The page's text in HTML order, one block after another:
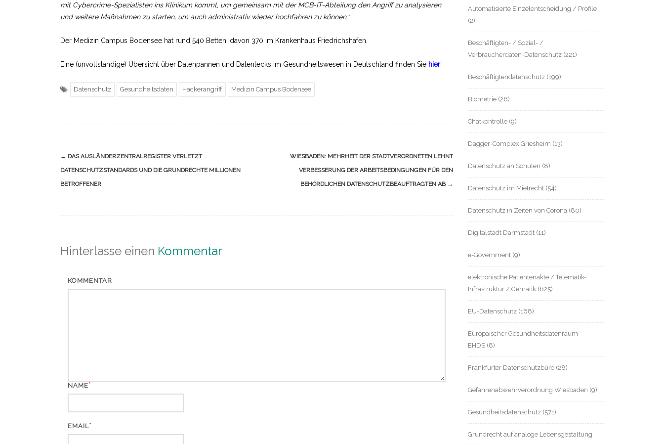
mit Cybercrime-Spezialisten ins Klinikum kommt, um gemeinsam mit der MCB-IT-Abteilung den Angriff zu analysieren
und weitere Maßnahmen zu starten, um auch administrativ wieder hochfahren zu können.“
Der Medizin Campus Bodensee hat rund 540 Betten, davon 370 im Krankenhaus Friedrichshafen.
Eine (unvollständige) Übersicht über Datenpannen und Datenlecks im Gesundheitswesen in Deutschland finden Sie hier.
Datenschutz Gesundheitsdaten Hackerangriff Medizin Campus Bodensee
Navigation
(Beiträge)
← DAS AUSLÄNDERZENTRALREGISTER VERLETZT
DATENSCHUTZSTANDARDS UND DIE GRUNDRECHTE MILLIONEN
BETROFFENER
WIESBADEN: MEHRHEIT DER STADTVERORDNETEN LEHNT
VERBESSERUNG DER ARBEITSBEDINGUNGEN FÜR DEN
BEHÖRDLICHEN DATENSCHUTZBEAUFTRAGTEN AB →
Hinterlasse einen Kommentar
KOMMENTAR
NAME*
EMAIL*
Automatisierte Einzelentscheidung / Profile
(2)
Beschäftigten- / Sozial- /
Verbraucherdaten-Datenschutz (221)
Beschäftigtendatenschutz (199)
Biometrie (26)
Chatkontrolle (9)
Dagger-Complex Griesheim (13)
Datenschutz an Schulen (8)
Datenschutz im Mietrecht (54)
Datenschutz in Zeiten von Corona (80)
Digitalstadt Darmstadt (11)
e-Government (9)
elektronische Patientenakte / Telematik-
Infrastruktur / Gematik (625)
EU-Datenschutz (168)
Europäischer Gesundheitsdatenraum –
EHDS (8)
Frankfurter Datenschutzbüro (28)
Gefahrenabwehrverordnung Wiesbaden (9)
Gesundheitsdatenschutz (571)
Grundrecht auf analoge Lebensgestaltung